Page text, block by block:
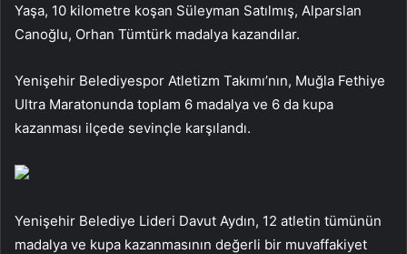
Yaşa, 10 kilometre koşan Süleyman Satılmış, Alparslan
Canoğlu, Orhan Tümtürk madalya kazandılar.
Yenişehir Belediyespor Atletizm Takımı’nın, Muğla Fethiye
Ultra Maratonunda toplam 6 madalya ve 6 da kupa
kazanması ilçede sevinçle karşılandı.
Yenişehir Belediye Lideri Davut Aydın, 12 atletin tümünün
madalya ve kupa kazanmasının değerli bir muvaffakiyet